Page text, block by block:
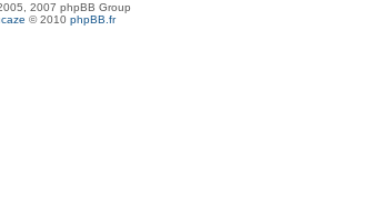
2007 phpBB Group
© 2010 phpBB.fr